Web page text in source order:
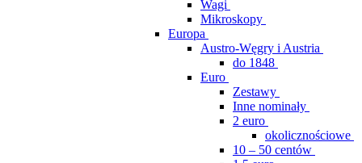
Wagi
Mikroskopy
Europa
Austro-Węgry i Austria
do 1848
Euro
Zestawy
Inne nominały
2 euro
okolicznościowe
10 – 50 centów